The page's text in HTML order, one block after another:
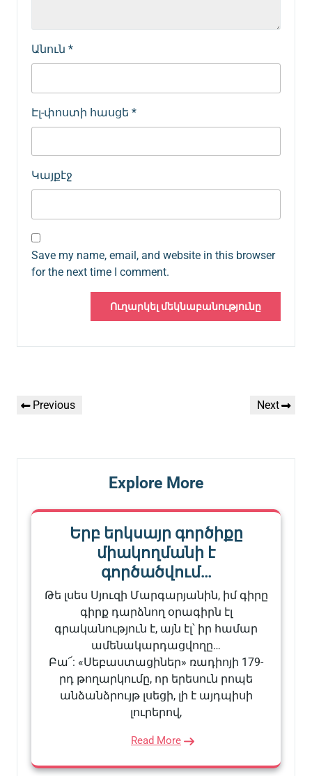
Անուն *
Էլ-փոստի հասցե *
Կայքէջ
Save my name, email, and website in this browser
for the next time I comment.
նավարկումը
Previous
Previous
Next
Next
Explore More
Երբ երկսայր գործիքը
միակողմանի է
գործածվում…
Թե լսես Սյուզի Մարգարյանին, իմ գիրը
գիրք դարձնող օրագիրն էլ
գրականություն է, այն էլ՝ իր համար
ամենակարդացվողը…
Բա՜: «Սեբաստացիներ» ռադիոյի 179-
րդ թողարկումը, որ երեսուն րոպե
անձանձրույթ լսեցի, լի է այդպիսի
լուրերով,
Read More